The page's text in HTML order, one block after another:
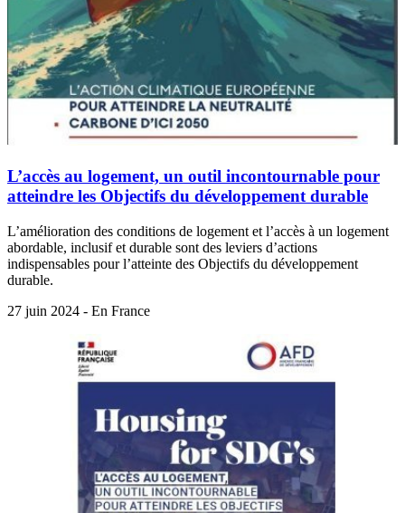
L’accès au logement, un outil incontournable pour
atteindre les Objectifs du développement durable
L’amélioration des conditions de logement et l’accès à un logement
abordable, inclusif et durable sont des leviers d’actions
indispensables pour l’atteinte des Objectifs du développement
durable.
27 juin 2024 - En France